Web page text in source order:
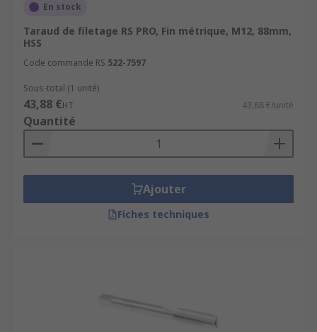
En stock
Taraud de filetage RS PRO, Fin métrique, M12, 88mm,
HSS
Code commande RS 522-7597
Sous-total (1 unité)
43,88 €HT 43,88 €/unité
Quantité
Ajouter
Fiches techniques